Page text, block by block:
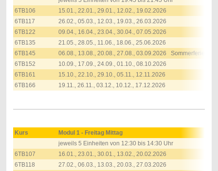
6TB106
15.01., 22.01., 29.01., 12.02., 19.02.2026
6TB117
26.02., 05.03., 12.03., 19.03., 26.03.2026
6TB122
09.04., 16.04., 23.04., 30.04., 07.05.2026
6TB135
21.05., 28.05., 11.06., 18.06., 25.06.2026
6TB145
06.08., 13.08., 20.08., 27.08., 03.09.2026 Sommerferien
6TB152
10.09., 17.09., 24.09., 01.10., 08.10.2026
6TB161
15.10., 22.10., 29.10., 05.11., 12.11.2026
6TB166
19.11., 26.11., 03.12., 10.12., 17.12.2026
Kurs
Modul 1 - Freitag Mittag
jeweils 5 Einheiten von 12:30 bis 14:30 Uhr
6TB107
16.01., 23.01., 30.01., 13.02., 20.02.2026
6TB118
27.02., 06.03., 13.03., 20.03., 27.03.2026